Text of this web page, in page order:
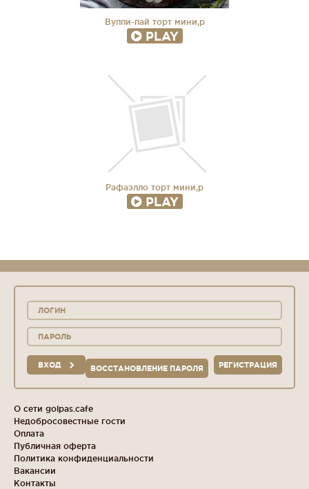
Вуппи-пай торт мини,р
PLAY
Рафаэлло торт мини,р
PLAY
ВХОД РЕГИСТРАЦИЯ
ВОССТАНОВЛЕНИЕ ПАРОЛЯ
О сети golpas.cafe
Недобросовестные гости
Оплата
Публичная оферта
Политика конфиденциальности
Вакансии
Контакты